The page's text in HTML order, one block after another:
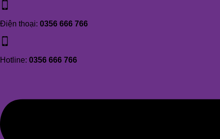
Điện thoại: 0356 666 766
Hotline: 0356 666 766